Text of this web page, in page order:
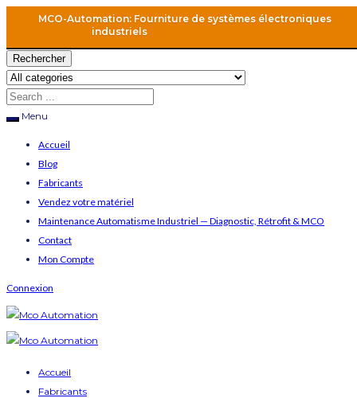
MCO-Automation: Fourniture de systèmes électroniques
industriels
Rechercher
Menu
Accueil
Blog
Fabricants
Vendez votre matériel
Maintenance Automatisme Industriel — Diagnostic, Rétrofit & MCO
Contact
Mon Compte
Connexion
Accueil
Fabricants